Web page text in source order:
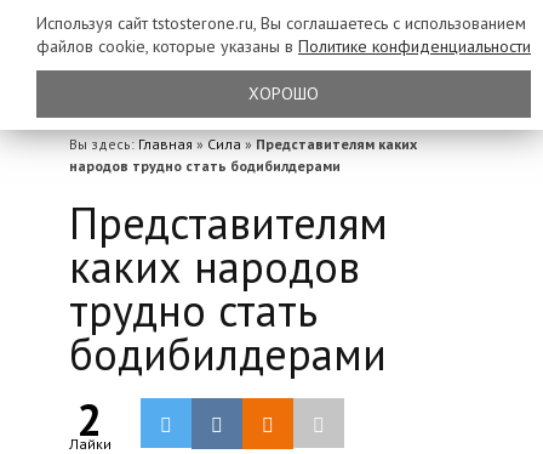
Вы здесь: Главная » Сила » Представителям каких
народов трудно стать бодибилдерами
Представителям
каких народов
трудно стать
бодибилдерами
2
Лайки
Используя сайт tstosterone.ru, Вы соглашаетесь с использованием
файлов cookie, которые указаны в Политике конфиденциальности
ХОРОШО